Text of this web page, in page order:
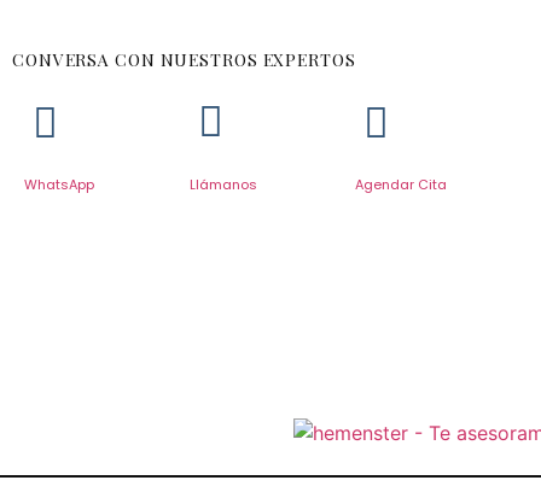
CONVERSA CON NUESTROS EXPERTOS
WhatsApp Llámanos Agendar Cita